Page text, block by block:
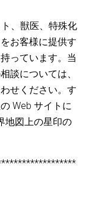
、獣医、特殊化
お客様に提供す
っています。当
談については、
せください。す
Web サイトに
地図上の星印の